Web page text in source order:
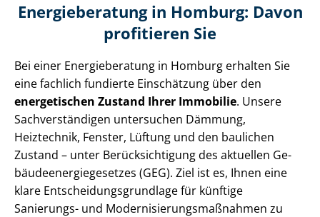
Energieberatung in Homburg: Davon
profitieren Sie
Bei einer Energieberatung in Homburg erhalten Sie
eine fachlich fundierte Einschätzung über den
energetischen Zustand Ihrer Immobilie. Unsere
Sach­ver­stän­di­gen untersuchen Dämmung,
Heiztechnik, Fenster, Lüftung und den baulichen
Zustand – unter Be­rück­sich­ti­gung des aktuellen Ge­
bäu­de­en­er­gie­ge­set­zes (GEG). Ziel ist es, Ihnen eine
klare Ent­schei­dungs­grund­la­ge für künftige
Sanierungs- und Mo­der­ni­sie­rungs­maß­nah­men zu